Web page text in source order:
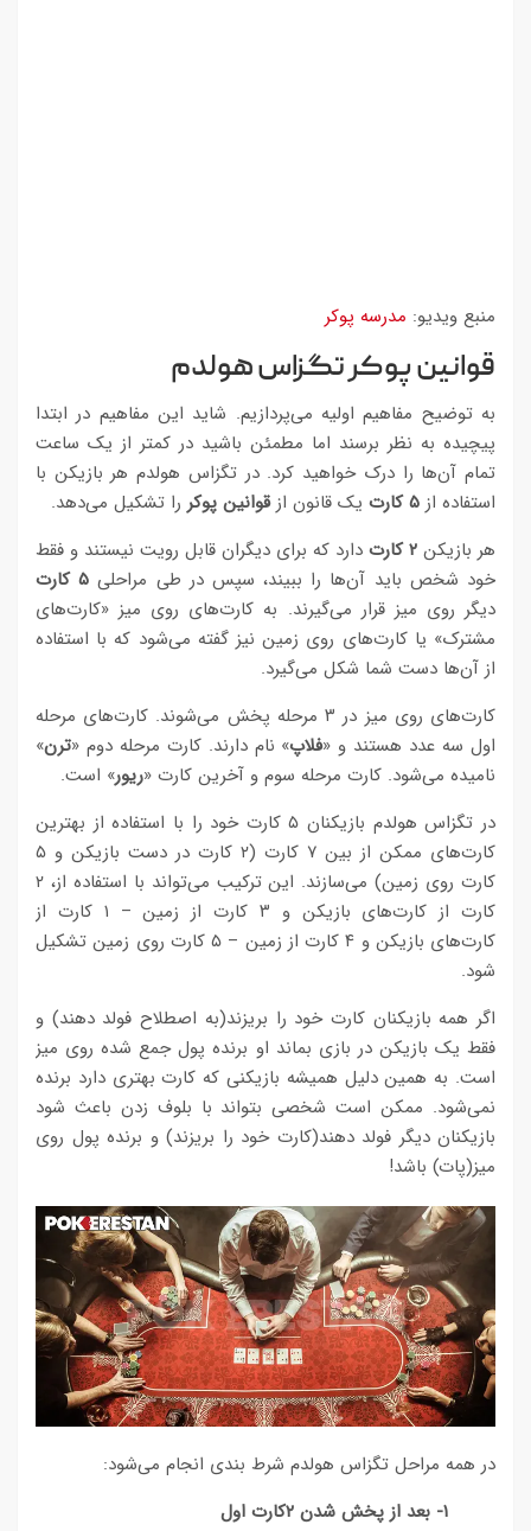
منبع ویدیو: مدرسه پوکر
قوانین پوکر تگزاس هولدم
به توضیح مفاهیم اولیه می‌پردازیم. شاید این مفاهیم در ابتدا
پیچیده به نظر برسند اما مطمئن باشید در کمتر از یک ساعت
تمام آن‌ها را درک خواهید کرد. در تگزاس هولدم هر بازیکن با
استفاده از ۵ کارت یک قانون ازقوانین پوکر را تشکیل می‌دهد.
هر بازیکن ۲ کارت
دارد که برای دیگران قابل رویت نیستند و فقط
خود شخص باید آن‌ها را ببیند، سپس در طی مراحلی ۵ کارت
دیگر روی میز قرار می‌گیرند. به کارت‌های روی میز «کارت‌های
مشترک» یا کارت‌های روی زمین نیز گفته می‌شود که با استفاده
از آن‌ها دست شما شکل می‌گیرد.
کارت‌های روی میز در ۳ مرحله پخش می‌شوند. کارت‌های مرحله
اول سه عدد هستند و «فلاپ» نام دارند. کارت مرحله دوم «ترن»
نامیده می‌شود. کارت مرحله سوم و آخرین کارت «ریور» است.
در تگزاس هولدم بازیکنان ۵ کارت خود را با استفاده از بهترین
کارت‌های ممکن از بین ۷ کارت (۲ کارت در دست بازیکن و ۵
کارت روی زمین) می‌سازند. این ترکیب می‌تواند با استفاده از، ۲
کارت از کارت‌های بازیکن و ۳ کارت از زمین – ۱ کارت از
کارت‌های بازیکن و ۴ کارت از زمین – ۵ کارت روی زمین تشکیل
شود.
اگر همه بازیکنان کارت خود را بریزند(به اصطلاح فولد دهند) و
فقط یک بازیکن در بازی بماند او برنده پول جمع شده روی میز
است. به همین دلیل همیشه بازیکنی که کارت بهتری دارد برنده
نمی‌شود. ممکن است شخصی بتواند با بلوف زدن باعث شود
بازیکنان دیگر فولد دهند(کارت خود را بریزند) و برنده پول روی
میز(پات) باشد!
در همه مراحل تگزاس هولدم شرط بندی انجام می‌شود:
۱- بعد از پخش شدن ۲کارت اول